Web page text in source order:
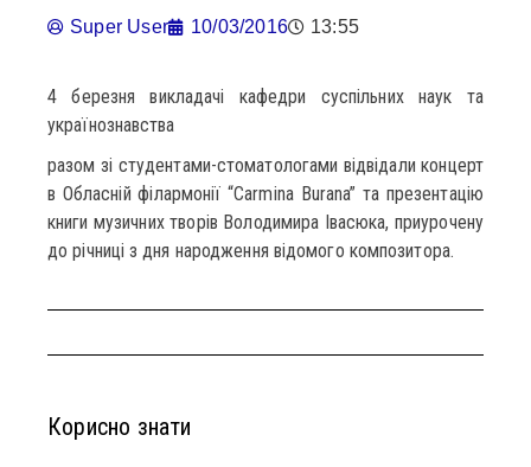
Super User 10/03/2016 13:55
4 березня викладачі кафедри суспільних наук та
українознавства
разом зі студентами-стоматологами відвідали концерт
в Обласній філармонії “Carmina Burana” та презентацію
книги музичних творів Володимира Івасюка, приурочену
до річниці з дня народження відомого композитора.
Корисно знати